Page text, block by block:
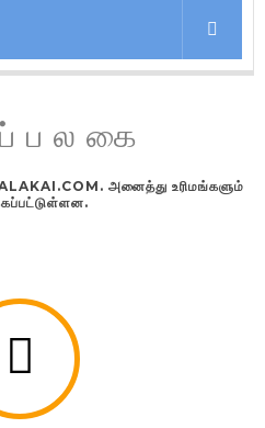
அனைத்து உரிமங்களும்